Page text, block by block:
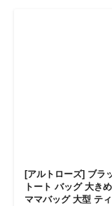
[アルトローズ] ブラ
トート バッグ 大き
ママバッグ 大型 テ